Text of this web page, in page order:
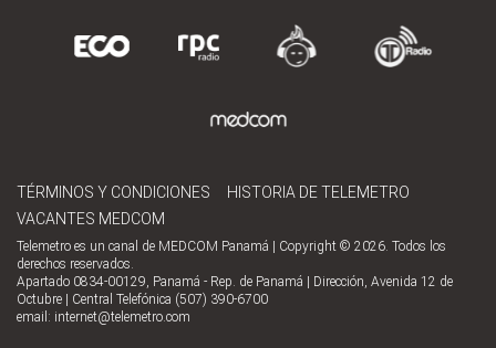
TÉRMINOS Y CONDICIONES
HISTORIA DE TELEMETRO
VACANTES MEDCOM
Telemetro es un canal de MEDCOM Panamá | Copyright © 2026. Todos los
derechos reservados.
Apartado 0834-00129, Panamá - Rep. de Panamá | Dirección, Avenida 12 de
Octubre | Central Telefónica (507) 390-6700
email: internet@telemetro.com